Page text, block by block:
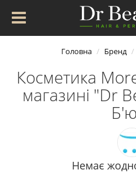
Головна Бренд
Косметика
магазині "Dr
Немає